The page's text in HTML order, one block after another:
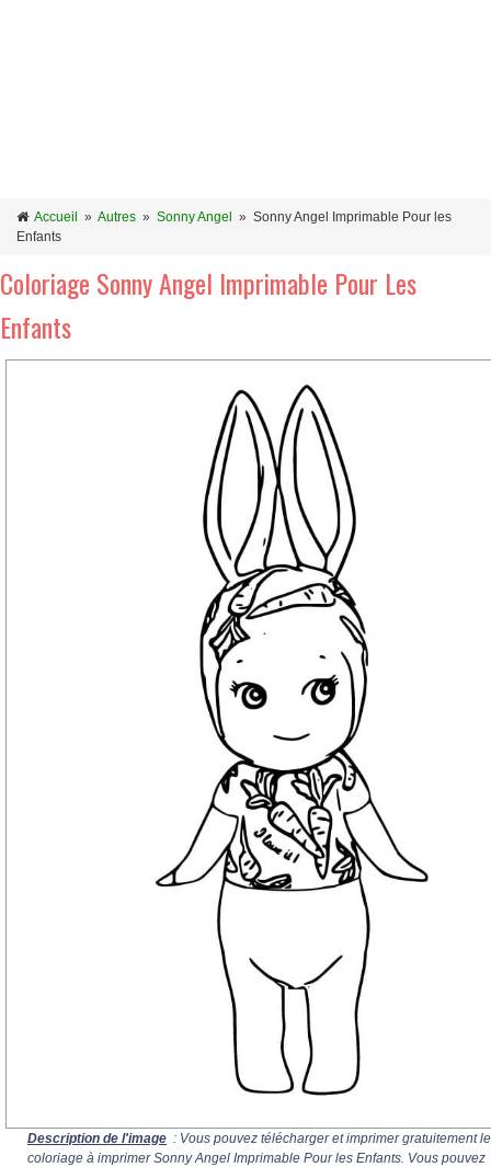
Accueil » Autres » Sonny Angel » Sonny Angel Imprimable Pour les
Enfants
Coloriage Sonny Angel Imprimable Pour Les
Enfants
Description de l'image : Vous pouvez télécharger et imprimer gratuitement le
coloriage à imprimer Sonny Angel Imprimable Pour les Enfants. Vous pouvez